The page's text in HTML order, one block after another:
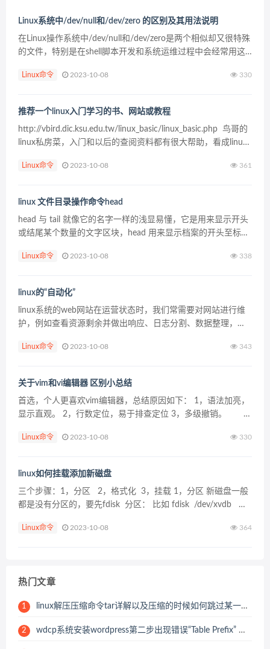
Linux系统中/dev/null和/dev/zero 的区别及其用法说明
在Linux操作系统中/dev/null和/dev/zero是两个相似却又很特殊
的文件，特别是在shell脚本开发和系统运维过程中会经常用这
的区别和用法。 一、...
Linux命令 2023-10-08 330
推荐一个linux入门学习的书、网站或教程
http://vbird.dic.ksu.edu.tw/linux_basic/linux_basic.php 鸟哥的
linux私房菜，入门和以后的查阅资料都有很大帮助，看成linux
Linux命令 2023-10-08 361
linux 文件目录操作命令head
head 与 tail 就像它的名字一样的浅显易懂，它是用来显示开头
或结尾某个数量的文字区块，head 用来显示档案的开头至标准
head [参数]...
Linux命令 2023-10-08 338
linux的“自动化”
linux系统的web网站在运营状态时，我们常需要对网站进行维
护，例如查看资源剩余并做出响应、日志分割、数据整理，在
行某些任任务。本篇博文介绍如何进行常见的li...
Linux命令 2023-10-08 343
关于vim和vi编辑器 区别小总结
首选，个人更喜欢vim编辑器，总结原因如下： 1，语法加亮，
显示直观。 2，行数定位，易于排查定位 3，多级撤销。
撤销多次，避免修改错乱不方便...
Linux命令 2023-10-08 330
linux如何挂载添加新磁盘
三个步骤：1，分区 2，格式化 3，挂载 1，分区 新磁盘一般
都是没有分区的，要先fdisk 分区： 比如 fdisk /dev/xvdb 进
证识...
Linux命令 2023-10-08 364
热门文章
1 linux解压压缩命令tar详解以及压缩的时候如何跳过某一个压缩目录或文件
2 wdcp系统安装wordpress第二步出现错误“Table Prefix” must not be empty